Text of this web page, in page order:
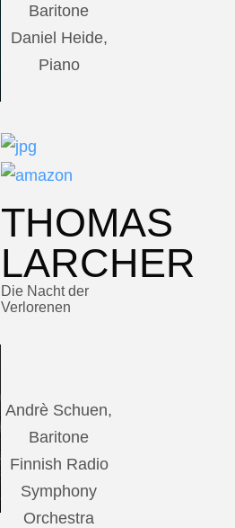
Baritone
Daniel Heide,
Piano
THOMAS
LARCHER
Die Nacht der
Verlorenen
Andrè Schuen,
Baritone
Finnish Radio
Symphony
Orchestra